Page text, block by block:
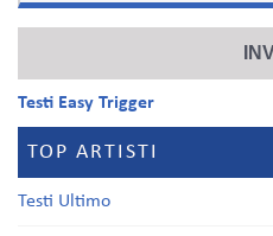
Testi Easy Trigger
TOP ARTISTI
Testi Ultimo